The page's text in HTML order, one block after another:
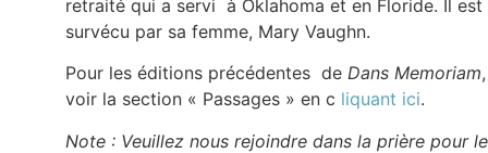
retraité qui a servi à Oklahoma et en Floride. Il est
survécu par sa femme, Mary Vaughn.
Pour les éditions précédentes de Dans Memoriam,
voir la section « Passages » en c liquant ici.
Note : Veuillez nous rejoindre dans la prière pour